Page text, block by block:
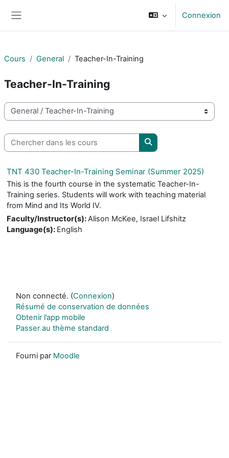
Connexion
Cours General Teacher-In-Training
Teacher-In-Training
Catégories de cours
Chercher dans les cours
Chercher dans les
TNT 430 Teacher-In-Training Seminar (Summer 2025)
This is the fourth course in the systematic Teacher-In-
Training series. Students will work with teaching material
from Mind and Its World IV.
Faculty/Instructor(s):Alison McKee, Israel Lifshitz
Language(s): English
Non connecté. (Connexion)
Résumé de conservation de données
Obtenir l’app mobile
Passer au thème standard
Fourni par Moodle